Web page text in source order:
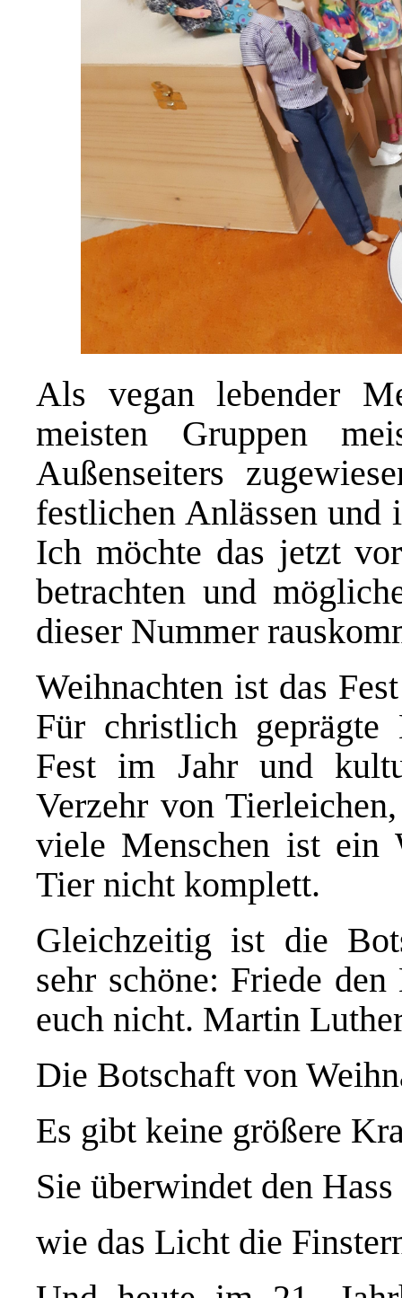
Als vegan lebender
meisten Gruppen
Außenseiters
festlichen Anlässen und
Ich möchte das jetzt
betrachten und
dieser Nummer
Weihnachten ist das
Für christlich
Fest im Jahr und
Verzehr von
viele Menschen ist ein
Tier nicht komplett.
Gleichzeitig ist die
sehr schöne: Friede
euch nicht. Martin
Die Botschaft von
Es gibt keine größere
Sie überwindet den Hass
wie das Licht die